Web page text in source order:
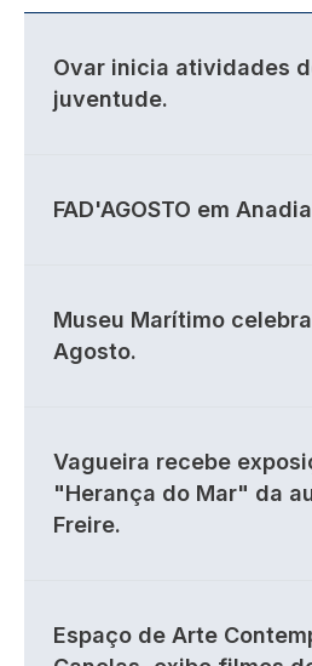
Ovar inicia atividades
juventude.
FAD'AGOSTO em
Museu Marítimo
Agosto.
Vagueira recebe
"Herança do Mar" da
Freire.
Espaço de Arte